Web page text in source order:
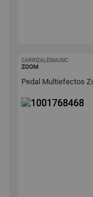
CARRIZALESMUSIC
ZOOM
Pedal Multiefectos